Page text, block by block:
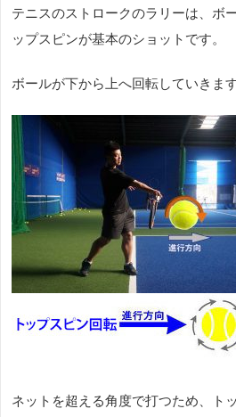
テニスのストロークのラリーは、ボ
ップスピンが基本のショットです。
ボールが下から上へ回転していきます
ネットを超える角度で打つため、ト